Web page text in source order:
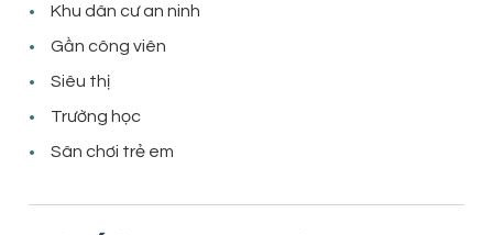
Khu dân cư an ninh
Gần công viên
Siêu thị
Trường học
Sân chơi trẻ em